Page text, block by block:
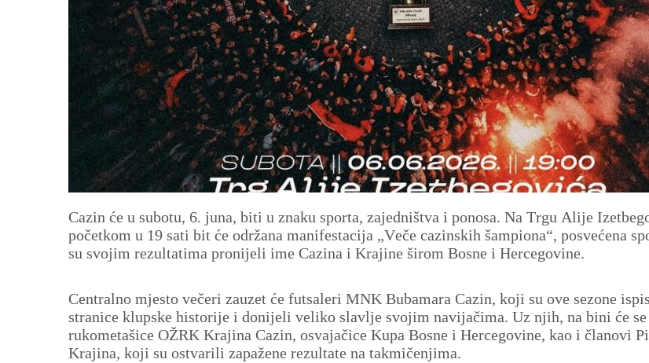
Cazin će u subotu, 6. juna, biti u znaku sporta, zajedništva i ponosa. Na Trgu Alije
početkom u 19 sati bit će održana manifestacija „Veče cazinskih šampiona“, posvećena
su svojim rezultatima pronijeli ime Cazina i Krajine širom Bosne i Hercegovine.
Centralno mjesto večeri zauzet će futsaleri MNK Bubamara Cazin, koji su ove sezone
stranice klupske historije i donijeli veliko slavlje svojim navijačima. Uz njih, na bini će
rukometašice OŽRK Krajina Cazin, osvajačice Kupa Bosne i Hercegovine, kao i članovi
Krajina, koji su ostvarili zapažene rezultate na takmičenjima.